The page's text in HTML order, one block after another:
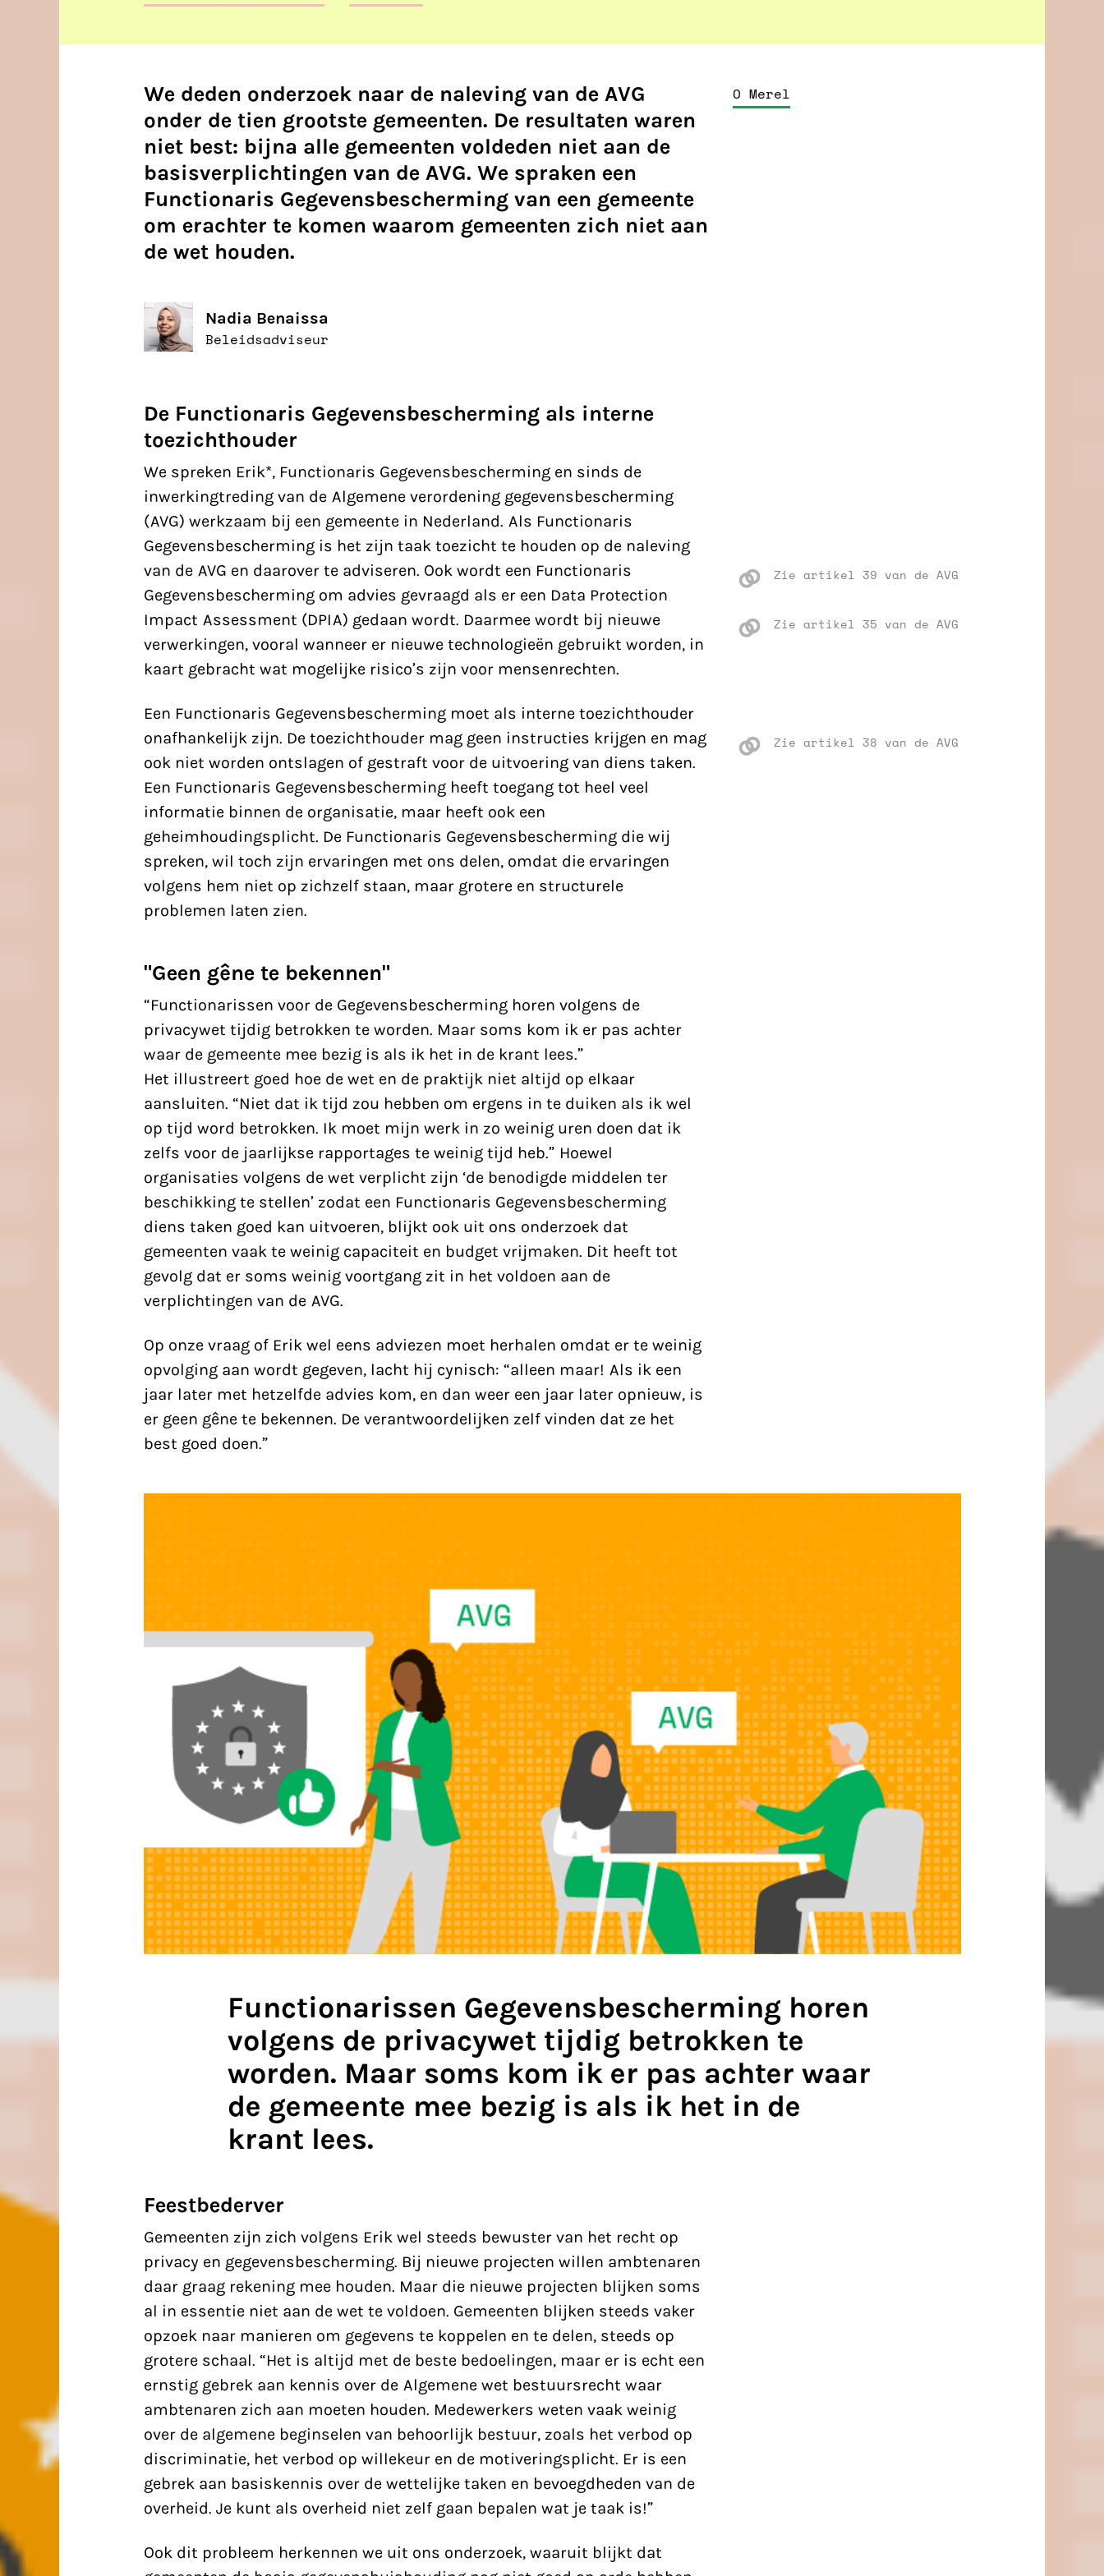
We deden onderzoek naar de naleving van de AVG
onder de tien grootste gemeenten. De resultaten waren
niet best: bijna alle gemeenten voldeden niet aan de
basisverplichtingen van de AVG. We spraken een
Functionaris Gegevensbescherming van een gemeente
om erachter te komen waarom gemeenten zich niet aan
de wet houden.
O Merel
Nadia Benaissa
Beleidsadviseur
De Functionaris Gegevensbescherming als interne
toezichthouder
We spreken Erik*, Functionaris Gegevensbescherming en sinds de
inwerkingtreding van de Algemene verordening gegevensbescherming
(AVG) werkzaam bij een gemeente in Nederland. Als Functionaris
Gegevensbescherming is het zijn taak toezicht te houden op de naleving
van de AVG Zie artikel 39 van de AVG
en daarover te adviseren. Ook wordt een Functionaris
Gegevensbescherming om advies gevraagd als er een Data Protection
Impact Assessment (DPIA
Zie artikel 35 van de AVG
) gedaan wordt. Daarmee wordt bij nieuwe
verwerkingen, vooral wanneer er nieuwe technologieën gebruikt worden, in
kaart gebracht wat mogelijke risico’s zijn voor mensenrechten.
Een Functionaris Gegevensbescherming moet als interne toezichthouder
onafhankelijk zijn. De toezichthouder Zie artikel 38 van de AVG
mag geen instructies krijgen en mag
ook niet worden ontslagen of gestraft voor de uitvoering van diens taken.
Een Functionaris Gegevensbescherming heeft toegang tot heel veel
informatie binnen de organisatie, maar heeft ook een
geheimhoudingsplicht. De Functionaris Gegevensbescherming die wij
spreken, wil toch zijn ervaringen met ons delen, omdat die ervaringen
volgens hem niet op zichzelf staan, maar grotere en structurele
problemen laten zien.
"Geen gêne te bekennen"
“Functionarissen voor de Gegevensbescherming horen volgens de
privacywet tijdig betrokken te worden. Maar soms kom ik er pas achter
waar de gemeente mee bezig is als ik het in de krant lees.”
Het illustreert goed hoe de wet en de praktijk niet altijd op elkaar
aansluiten. “Niet dat ik tijd zou hebben om ergens in te duiken als ik wel
op tijd word betrokken. Ik moet mijn werk in zo weinig uren doen dat ik
zelfs voor de jaarlijkse rapportages te weinig tijd heb.” Hoewel
organisaties volgens de wet verplicht zijn ‘de benodigde middelen ter
beschikking te stellen’ zodat een Functionaris Gegevensbescherming
diens taken goed kan uitvoeren, blijkt ook uit ons onderzoek dat
gemeenten vaak te weinig capaciteit en budget vrijmaken. Dit heeft tot
gevolg dat er soms weinig voortgang zit in het voldoen aan de
verplichtingen van de AVG.
Op onze vraag of Erik wel eens adviezen moet herhalen omdat er te weinig
opvolging aan wordt gegeven, lacht hij cynisch: “alleen maar! Als ik een
jaar later met hetzelfde advies kom, en dan weer een jaar later opnieuw, is
er geen gêne te bekennen. De verantwoordelijken zelf vinden dat ze het
best goed doen.”
Functionarissen Gegevensbescherming horen
volgens de privacywet tijdig betrokken te
worden. Maar soms kom ik er pas achter waar
de gemeente mee bezig is als ik het in de
krant lees.
Feestbederver
Gemeenten zijn zich volgens Erik wel steeds bewuster van het recht op
privacy en gegevensbescherming. Bij nieuwe projecten willen ambtenaren
daar graag rekening mee houden. Maar die nieuwe projecten blijken soms
al in essentie niet aan de wet te voldoen. Gemeenten blijken steeds vaker
opzoek naar manieren om gegevens te koppelen en te delen, steeds op
grotere schaal. “Het is altijd met de beste bedoelingen, maar er is echt een
ernstig gebrek aan kennis over de Algemene wet bestuursrecht waar
ambtenaren zich aan moeten houden. Medewerkers weten vaak weinig
over de algemene beginselen van behoorlijk bestuur, zoals het verbod op
discriminatie, het verbod op willekeur en de motiveringsplicht. Er is een
gebrek aan basiskennis over de wettelijke taken en bevoegdheden van de
overheid. Je kunt als overheid niet zelf gaan bepalen wat je taak is!”
Ook dit probleem herkennen we uit ons onderzoek, waaruit blijkt dat